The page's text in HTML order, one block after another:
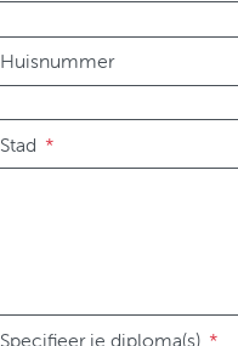
Huisnummer
Stad *
Specifieer je diploma(s) *